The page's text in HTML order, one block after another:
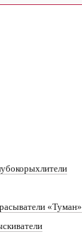
«Туман»